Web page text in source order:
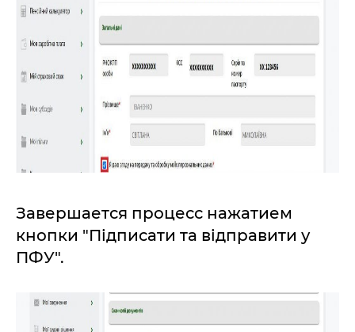
Завершается процесс нажатием
кнопки "Підписати та відправити у
ПФУ".